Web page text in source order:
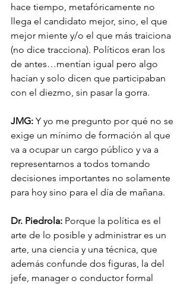
hace tiempo, metafóricamente no
llega el candidato mejor, sino, el que
mejor miente y/o el que más traiciona
(no dice tracciona). Políticos eran los
de antes…mentían igual pero algo
hacían y solo dicen que participaban
con el diezmo, sin pasar la gorra.
JMG: Y yo me pregunto por qué no se
exige un mínimo de formación al que
va a ocupar un cargo público y va a
representarnos a todos tomando
decisiones importantes no solamente
para hoy sino para el día de mañana.
Dr. Piedrola: Porque la política es el
arte de lo posible y administrar es un
arte, una ciencia y una técnica, que
además confunde dos figuras, la del
jefe, manager o conductor formal